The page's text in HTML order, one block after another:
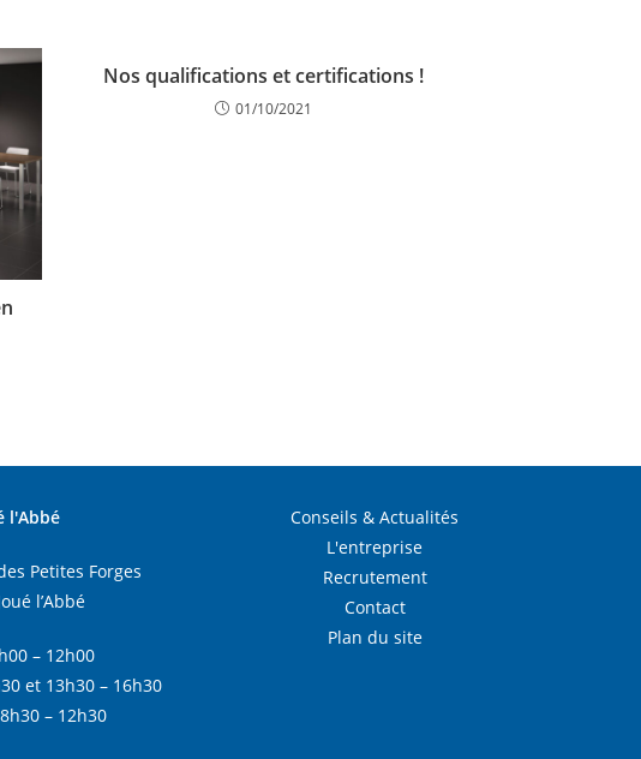
Nos qualifications et certifications !
01/10/2021
l'Abbé
Petites Forges
l’Abbé
– 12h00
et 13h30 – 16h30
– 12h30
Conseils & Actualités
L'entreprise
Recrutement
Contact
Plan du site